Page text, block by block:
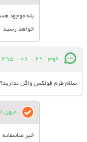
بله موجود
خواهد رسید
الهام 29 - 06 - 1395
سلام طرم فولکس واگن ندارید؟
میهن
خیر متاسفانه